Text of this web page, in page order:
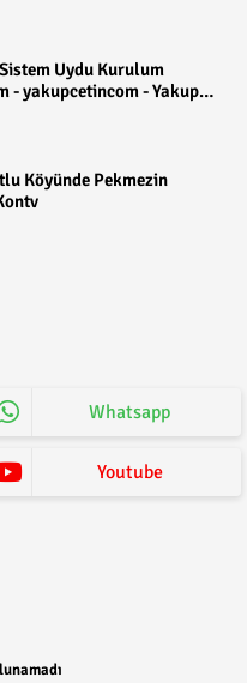
Uydu Kurulum
- yakupcetincom - Yakup
Köyünde Pekmezin
Whatsapp
Youtube